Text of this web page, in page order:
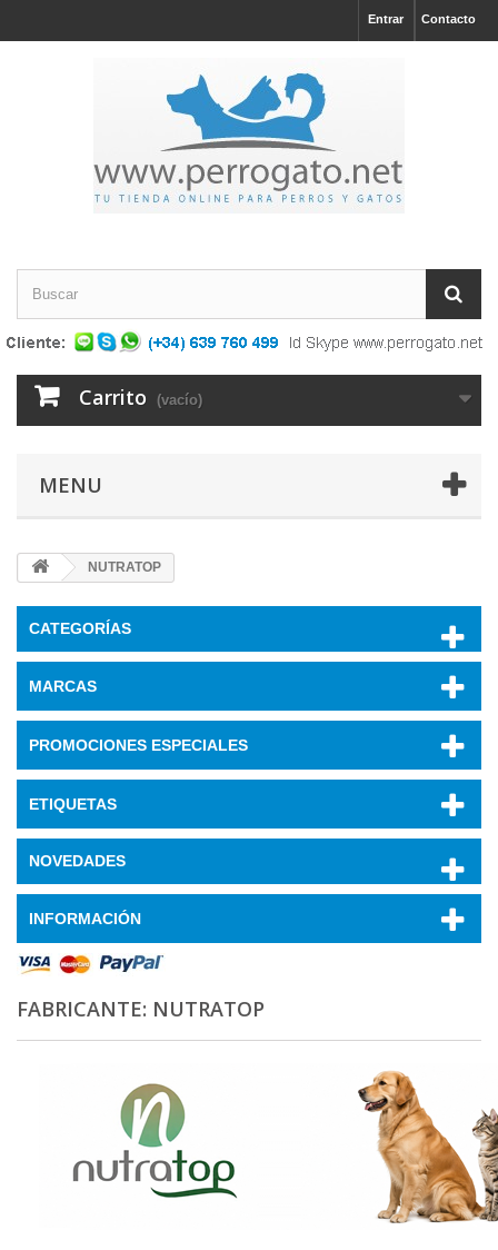
Contacto
Entrar
Carrito (vacío)
MENU
NUTRATOP
CATEGORÍAS
MARCAS
PROMOCIONES ESPECIALES
ETIQUETAS
NOVEDADES
INFORMACIÓN
FABRICANTE: NUTRATOP